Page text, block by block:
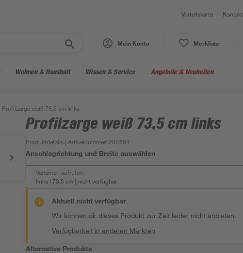
Vorteilskarte Kontakt
Mein Konto Merkliste
Wohnen & Haushalt Wissen & Service Angebote & Neuheiten
Profilzarge weiß 73,5 cm links
Profilzarge weiß 73,5 cm links
Produktdetails | Artikelnummer: 200684
Anschlagrichtung und Breite auswählen
Varianten aufrufen:
links | 73,5 cm | nicht verfügbar
Aktuell nicht verfügbar
Wir können dir dieses Produkt zur Zeit leider nicht anbieten.
Verfügbarkeit in anderen Märkten
Alternative Produkte